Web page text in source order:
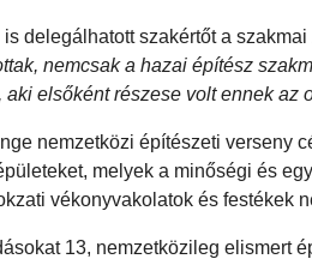
is delegálhatott szakértőt a szakmai
nemcsak a hazai építész
aki elsőként részese volt ennek az
nemzetközi építészeti verseny
melyek a minőségi és
vékonyvakolatok és festékek
13, nemzetközileg elismert